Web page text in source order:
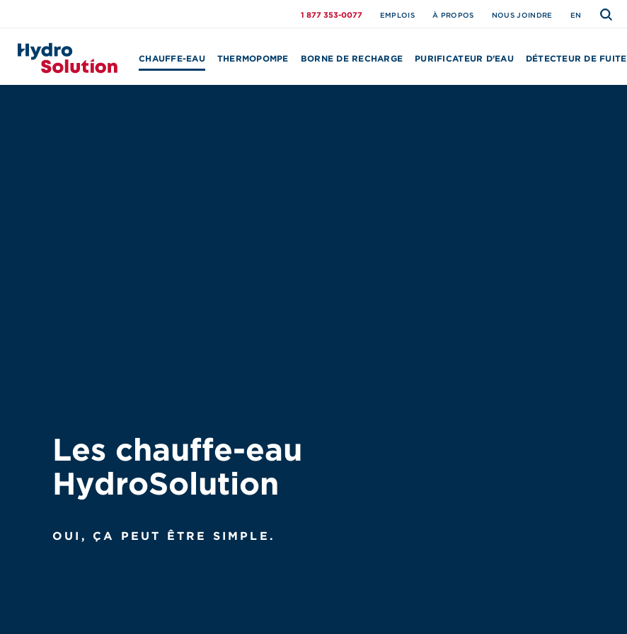
1 877 353-0077 EMPLOIS À PROPOS NOUS JOINDRE EN
CHAUFFE-EAU THERMOPOMPE BORNE DE RECHARGE PURIFICATEUR D’EAU DÉTECTEUR DE FUITE
Les chauffe-eau
HydroSolution
OUI, ÇA PEUT ÊTRE SIMPLE.